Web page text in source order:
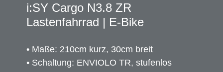
tout terrain
Elby E-Bike
i:SY Cargo N3.8 ZR
Lastenfahrrad | E-Bike
• Maße: 210cm kurz, 30cm breit
• Schaltung: ENVIOLO TR, stufenlos